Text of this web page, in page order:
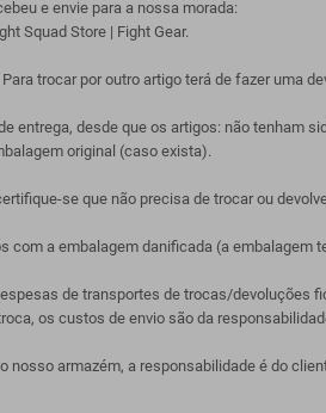
e envie para a nossa morada:
Squad Store | Fight Gear.
trocar por outro artigo terá de fazer uma
entrega, desde que os artigos: não tenham
original (caso exista).
se que não precisa de trocar ou
a embalagem danificada (a embalagem
de transportes de trocas/devoluções
os custos de envio são da
armazém, a responsabilidade é do